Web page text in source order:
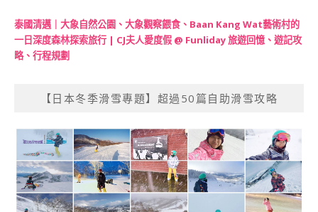
泰國清邁｜大象自然公園、大象觀察餵食、Baan Kang Wat藝術村的
一日深度森林探索旅行 | CJ夫人愛度假 @ Funliday 旅遊回憶、遊記攻
略、行程規劃
【日本冬季滑雪專題】超過50篇自助滑雪攻略